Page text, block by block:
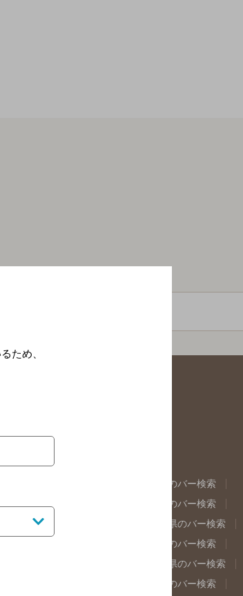
福島県のバー検索
東京都のバー検索
岐阜県のバー検索
奈良県のバー検索
検索
島根県のバー検索
佐賀県のバー検索
ため、